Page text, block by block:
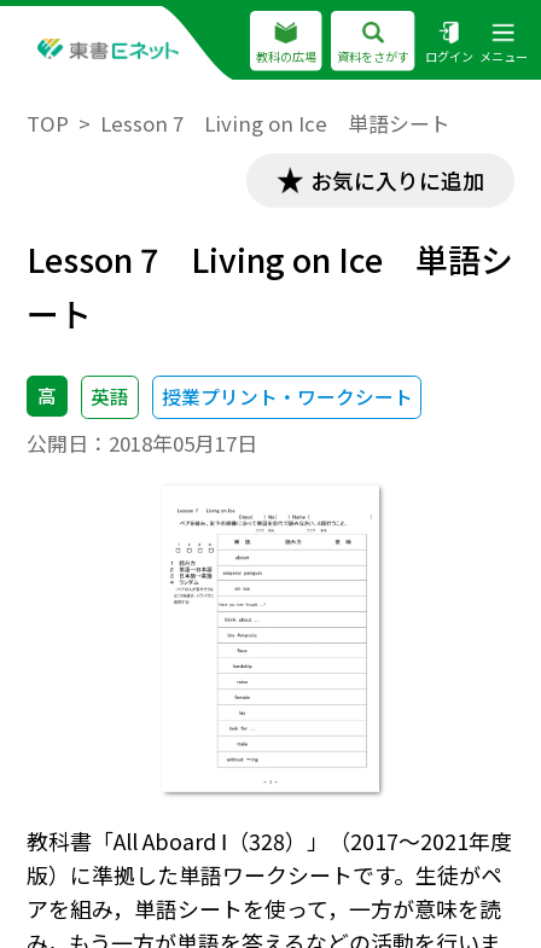
教科の広場 資料をさがす ログイン メニュー
TOP Lesson 7 Living on Ice 単語シート
お気に入りに追加
Lesson 7 Living on Ice 単語シ
ート
高 英語 授業プリント・ワークシート
公開日： 2018年05月17日
教科書「All Aboard Ⅰ（328）」（2017～2021年度
版）に準拠した単語ワークシートです。生徒がペ
アを組み，単語シートを使って，一方が意味を読